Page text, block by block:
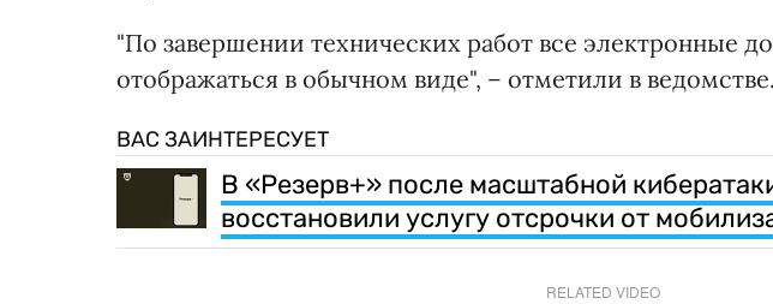
"По завершении технических работ все электронные
отображаться в обычном виде", – отметили в ведомстве.
ВАС ЗАИНТЕРЕСУЕТ
В «Резерв+» после масштабной
восстановили услугу отсрочки от
RELATED VIDEO